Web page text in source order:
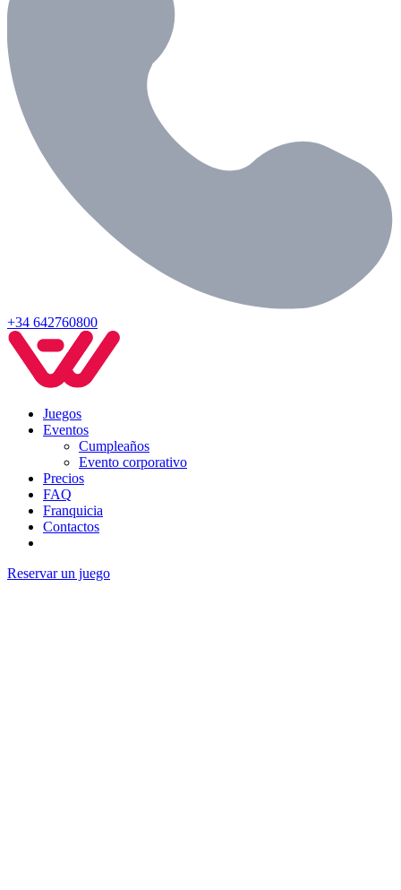
+34 642760800
Juegos
Eventos
Cumpleaños
Evento corporativo
Precios
FAQ
Franquicia
Contactos
Reservar un juego